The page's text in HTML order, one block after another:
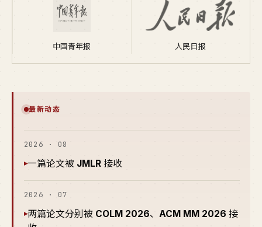
中国青年报 人民日报
最新动态
2026 · 08
▸一篇论文被 JMLR 接收
2026 · 07
▸两篇论文分别被 COLM 2026、 ACM MM 2026 接